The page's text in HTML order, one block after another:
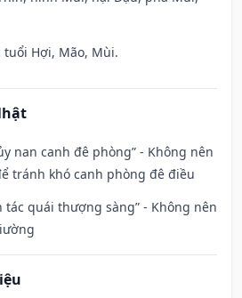
tuổi Hợi, Mão, Mùi.
nan canh đê phòng” - Không nên
tránh khó canh phòng đê điều
tác quái thượng sàng” - Không nên